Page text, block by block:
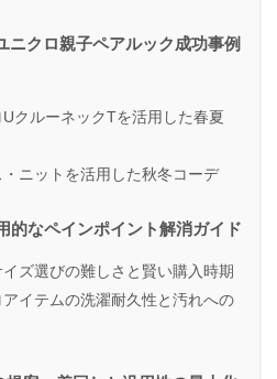
ニクロ親子ペアルック成功事例
クルーネックTを活用した春夏
ニットを活用した秋冬コーデ
的なペインポイント解消ガイド
ズ選びの難しさと賢い購入時期
イテムの洗濯耐久性と汚れへの